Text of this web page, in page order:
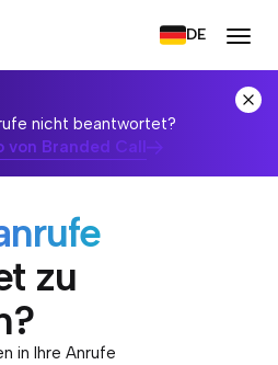
DE
nicht beantwortet?
von Branded Call
zu
in Ihre Anrufe